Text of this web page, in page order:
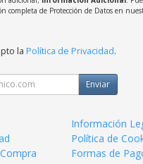
completa de Protección de Datos en
la Política de Privacidad.
Enviar
Información
Política de
Formas de